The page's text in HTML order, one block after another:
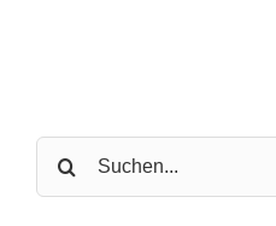
Search
for: